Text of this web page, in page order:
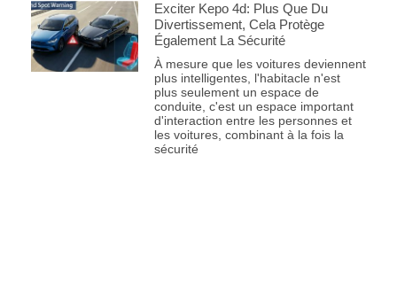
Exciter Kepo 4d: Plus Que Du
Divertissement, Cela Protège
Également La Sécurité
À mesure que les voitures deviennent
plus intelligentes, l'habitacle n'est
plus seulement un espace de
conduite, c'est un espace important
d'interaction entre les personnes et
les voitures, combinant à la fois la
sécurité